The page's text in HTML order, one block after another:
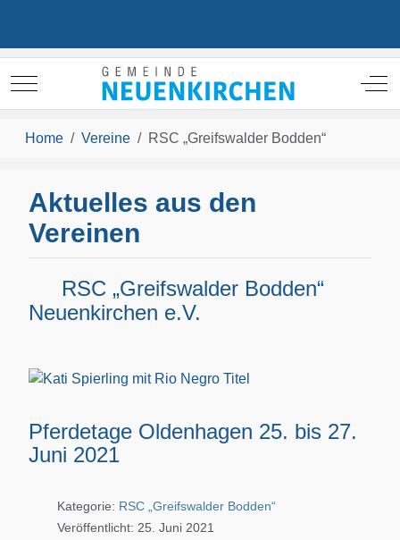
Mobile Menu Toggle Off-
Home Vereine RSC „Greifswalder Bodden“
Aktuelles aus den
Vereinen
RSC „Greifswalder Bodden“
Neuenkirchen e.V.
Pferdetage Oldenhagen 25. bis 27.
Juni 2021
Kategorie: RSC „Greifswalder Bodden“
Veröffentlicht: 25. Juni 2021